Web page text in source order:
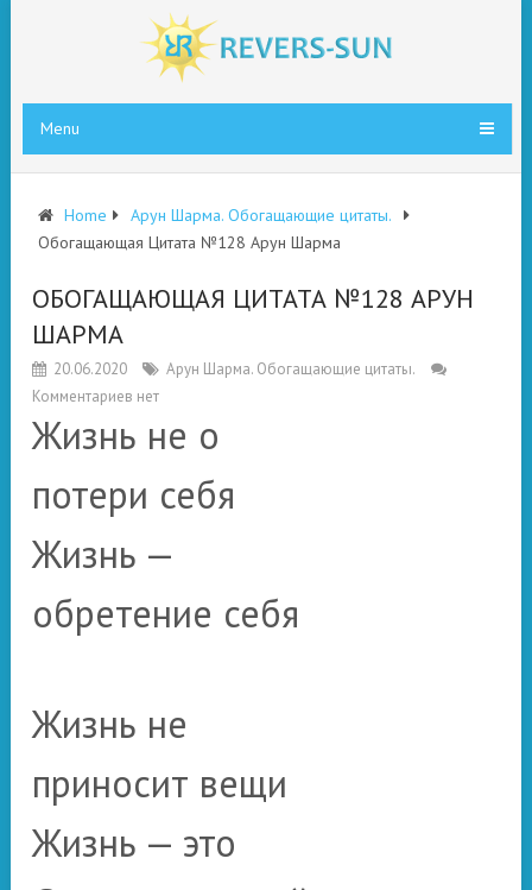
Menu
Home
Арун Шарма. Обогащающие цитаты.
Обогащающая Цитата №128 Арун Шарма
ОБОГАЩАЮЩАЯ ЦИТАТА №128 АРУН
ШАРМА
20.06.2020
Арун Шарма. Обогащающие цитаты.
Комментариев нет
Жизнь не о
потери себя
Жизнь —
обретение себя
Жизнь не
приносит вещи
Жизнь — это